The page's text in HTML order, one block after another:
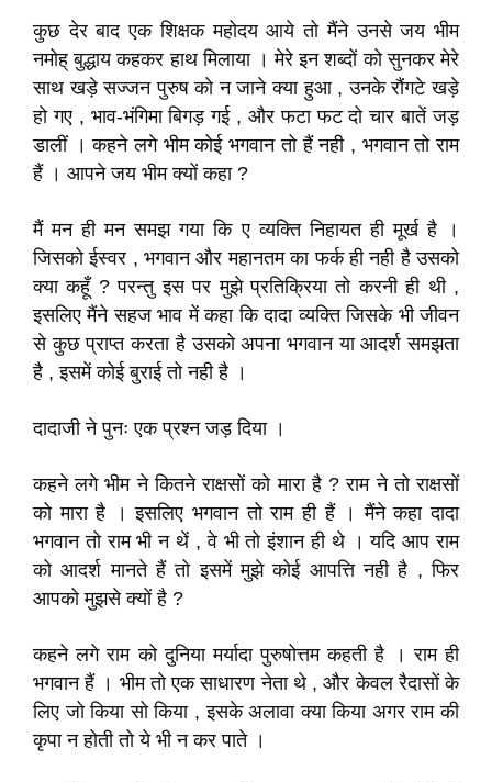
कुछ देर बाद एक शिक्षक महोदय आये तो मैंने उनसे जय भीम
नमोह् बुद्धाय कहकर हाथ मिलाया । मेरे इन शब्दों को सुनकर मेरे
साथ खड़े सज्जन पुरुष को न जाने क्या हुआ , उनके रौंगटे खड़े
हो गए , भाव-भंगिमा बिगड़ गई , और फटा फट दो चार बातें जड़
डालीं । कहने लगे भीम कोई भगवान तो हैं नही , भगवान तो राम
हैं । आपने जय भीम क्यों कहा ?
मैं मन ही मन समझ गया कि ए व्यक्ति निहायत ही मूर्ख है ।
जिसको ईस्वर , भगवान और महानतम का फर्क ही नही है उसको
क्या कहूँ ? परन्तु इस पर मुझे प्रतिक्रिया तो करनी ही थी ,
इसलिए मैंने सहज भाव में कहा कि दादा व्यक्ति जिसके भी जीवन
से कुछ प्राप्त करता है उसको अपना भगवान या आदर्श समझता
है , इसमें कोई बुराई तो नही है ।
दादाजी ने पुनः एक प्रश्न जड़ दिया ।
कहने लगे भीम ने कितने राक्षसों को मारा है ? राम ने तो राक्षसों
को मारा है । इसलिए भगवान तो राम ही हैं । मैंने कहा दादा
भगवान तो राम भी न थें , वे भी तो इंशान ही थे । यदि आप राम
को आदर्श मानते हैं तो इसमें मुझे कोई आपत्ति नही है , फिर
आपको मुझसे क्यों है ?
कहने लगे राम को दुनिया मर्यादा पुरुषोत्तम कहती है । राम ही
भगवान हैं । भीम तो एक साधारण नेता थे , और केवल रैदासों के
लिए जो किया सो किया , इसके अलावा क्या किया अगर राम की
कृपा न होती तो ये भी न कर पाते ।